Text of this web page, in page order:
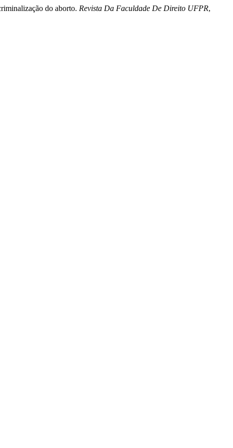
do aborto. Revista Da Faculdade De Direito UFPR,